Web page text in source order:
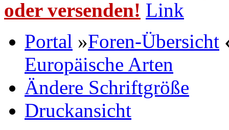
oder versenden! Link
Portal »Foren-Übersicht
Europäische Arten
Ändere Schriftgröße
Druckansicht